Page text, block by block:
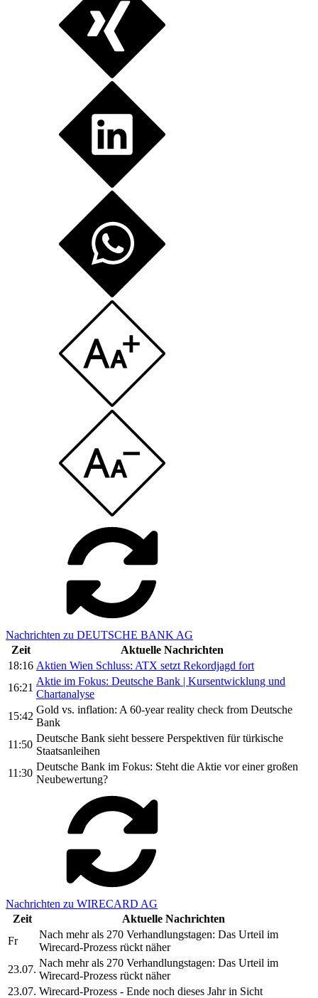
Nachrichten zu DEUTSCHE BANK AG
Zeit
Aktuelle Nachrichten
18:16 Aktien Wien Schluss: ATX setzt Rekordjagd fort
16:21
Aktie im Fokus: Deutsche Bank | Kursentwicklung und
Chartanalyse
15:42
Gold vs. inflation: A 60-year reality check from Deutsche
Bank
11:50
Deutsche Bank sieht bessere Perspektiven für türkische
Staatsanleihen
11:30
Deutsche Bank im Fokus: Steht die Aktie vor einer großen
Neubewertung?
Nachrichten zu WIRECARD AG
Zeit
Aktuelle Nachrichten
Fr
Nach mehr als 270 Verhandlungstagen: Das Urteil im
Wirecard-Prozess rückt näher
23.07.
Nach mehr als 270 Verhandlungstagen: Das Urteil im
Wirecard-Prozess rückt näher
23.07. Wirecard-Prozess - Ende noch dieses Jahr in Sicht